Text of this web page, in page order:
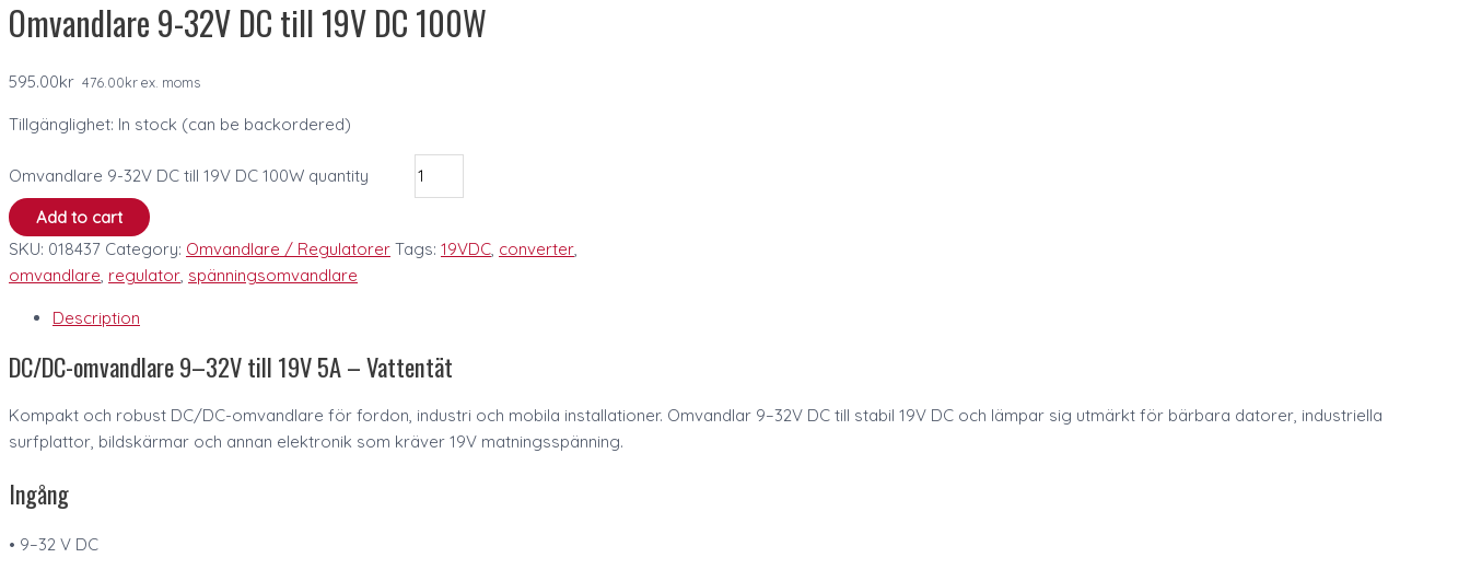
Omvandlare 9-32V DC till 19V DC 100W
595.00kr 476.00krex. moms
Tillgänglighet: In stock (can be backordered)
Omvandlare 9-32V DC till 19V DC 100W quantity
Add to cart
SKU: 018437 Category: Omvandlare / Regulatorer Tags: 19VDC converter
omvandlare regulator spänningsomvandlare
Description
DC/DC-omvandlare 9–32V till 19V 5A – Vattentät
Kompakt och robust DC/DC-omvandlare för fordon, industri och mobila installationer. Omvandlar 9–32V DC till stabil 19V DC och lämpar sig utmärkt för bärbara datorer, industriella
surfplattor, bildskärmar och annan elektronik som kräver 19V matningsspänning.
Ingång
• 9–32 V DC